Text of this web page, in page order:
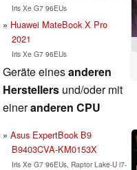
Iris Xe G7 96EUs
Huawei MateBook X Pro
2021
Iris Xe G7 96EUs
Geräte einesanderen
Herstellers und/oder mit
eineranderen CPU
Asus ExpertBook B9
B9403CVA-KM0153X
Iris Xe G7 96EUs, Raptor Lake-U i7-